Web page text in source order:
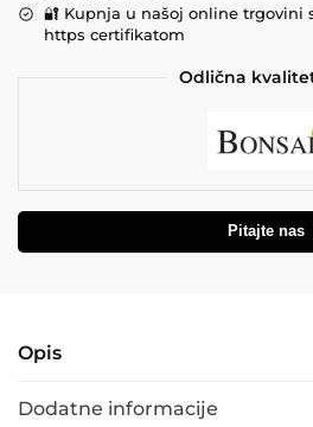
🔐 Kupnja u našoj online trgovini
https certifikatom
Odlična
Pitajte nas
Opis
Dodatne informacije